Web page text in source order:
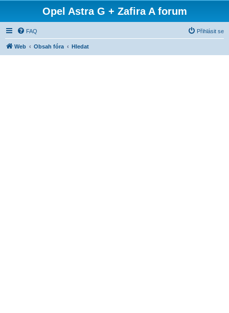
Opel Astra G + Zafira A forum
FAQ Přihlásit se
Web Obsah fóra Hledat